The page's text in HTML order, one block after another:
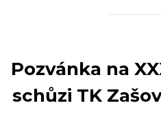
Pozvánka na
schůzi TK